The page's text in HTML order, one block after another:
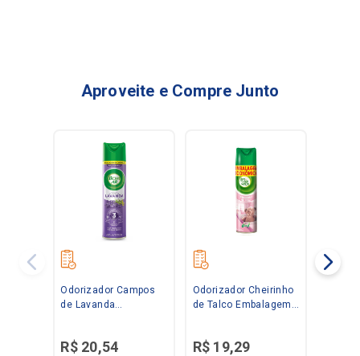
Aproveite e Compre Junto
Odorizador Campos
de Lavanda
Bom Ar
R$ 20,54
Odorizador Cheirinho
de Talco Embalagem
R$ 19,29